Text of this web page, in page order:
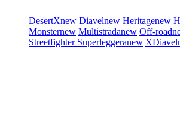
DesertXnew Diavelnew Heritagenew
Monsternew Multistradanew Off-road
Streetfighter Superleggeranew XDiavel